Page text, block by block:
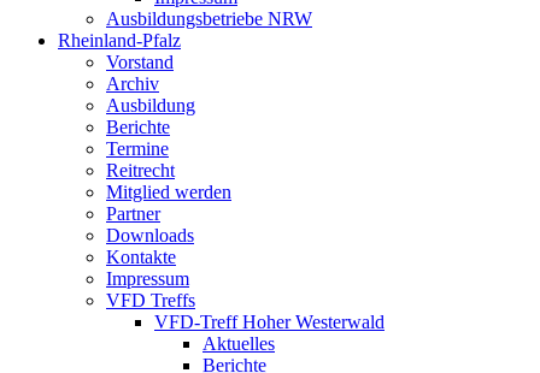
Ausbildungsbetriebe NRW
Rheinland-Pfalz
Vorstand
Archiv
Ausbildung
Berichte
Termine
Reitrecht
Mitglied werden
Partner
Downloads
Kontakte
Impressum
VFD Treffs
VFD-Treff Hoher Westerwald
Aktuelles
Berichte